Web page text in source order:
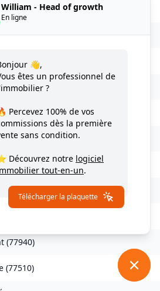
(77700 )
la-Ville(77380)
(77290
Sainte-Libiaire
(77700)
(77560)
sur-Ourcq (77840)
(
(77940)
(77510)
William - Head of growth
En ligne
👋,
êtes un professionnel de
?
Percevez 100% de vos
dès la première
sans condition.
Découvrez notre logiciel
tout-en-un.
Télécharger la plaquette